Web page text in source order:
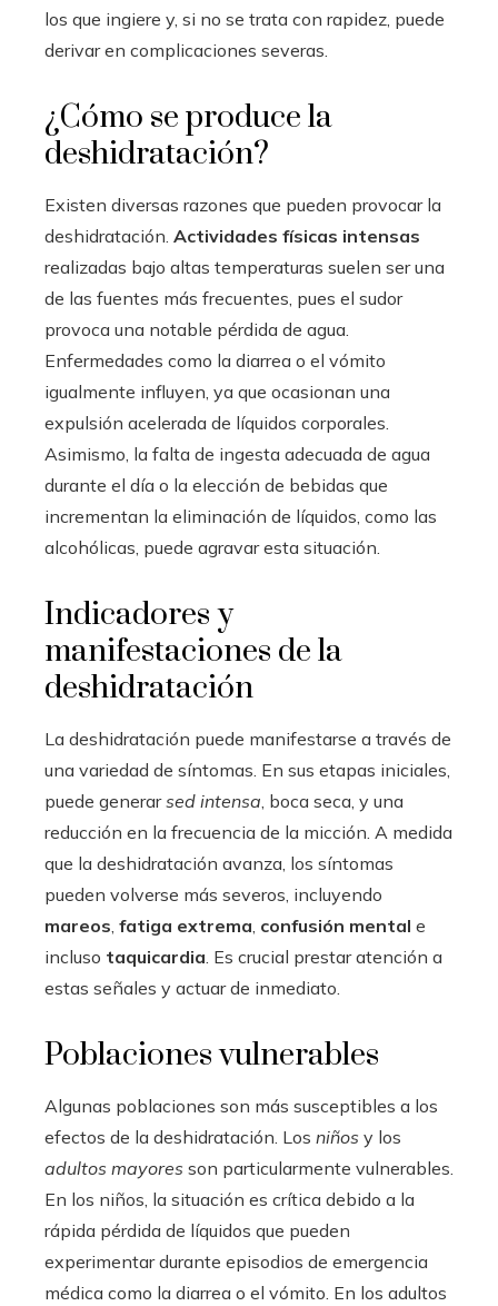
los que ingiere y, si no se trata con rapidez, puede
derivar en complicaciones severas.
¿Cómo se produce la
deshidratación?
Existen diversas razones que pueden provocar la
deshidratación. Actividades físicas intensas
realizadas bajo altas temperaturas suelen ser una
de las fuentes más frecuentes, pues el sudor
provoca una notable pérdida de agua.
Enfermedades como la diarrea o el vómito
igualmente influyen, ya que ocasionan una
expulsión acelerada de líquidos corporales.
Asimismo, la falta de ingesta adecuada de agua
durante el día o la elección de bebidas que
incrementan la eliminación de líquidos, como las
alcohólicas, puede agravar esta situación.
Indicadores y
manifestaciones de la
deshidratación
La deshidratación puede manifestarse a través de
una variedad de síntomas. En sus etapas iniciales,
puede generarsed intensa , boca seca, y una
reducción en la frecuencia de la micción. A medida
que la deshidratación avanza, los síntomas
pueden volverse más severos, incluyendo
mareos fatiga extrema confusión mental e
incluso taquicardia . Es crucial prestar atención a
estas señales y actuar de inmediato.
Poblaciones vulnerables
Algunas poblaciones son más susceptibles a los
efectos de la deshidratación. Los niños y los
adultos mayores son particularmente vulnerables.
En los niños, la situación es crítica debido a la
rápida pérdida de líquidos que pueden
experimentar durante episodios de emergencia
médica como la diarrea o el vómito. En los adultos